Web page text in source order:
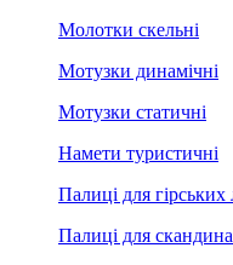
Молотки скельні
Мотузки динамічні
Мотузки статичні
Намети туристичні
Палиці для
Палиці для